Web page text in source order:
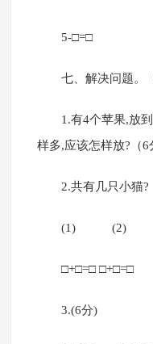
5-□=□
七、解决问题。
1.有4个苹果,放
样多,应该怎样放?（6
2.共有几只小猫?
(1) (2)
□+□=□ □+□=□
3.(6分)